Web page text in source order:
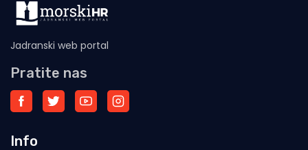
Jadranski web portal
Pratite nas
Info